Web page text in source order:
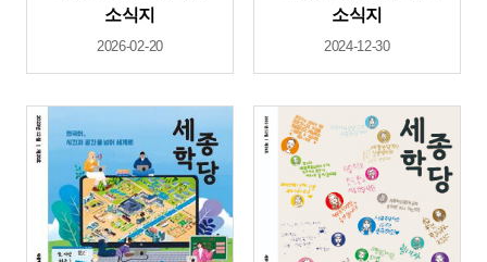
소식지
2026-02-20
소식지
2024-12-30